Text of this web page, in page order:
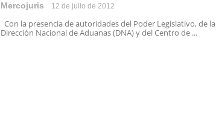
Mercojuris 12 de julio de 2012
Con la presencia de autoridades del Poder Legislativo, de la
Dirección Nacional de Aduanas (DNA) y del Centro de ...